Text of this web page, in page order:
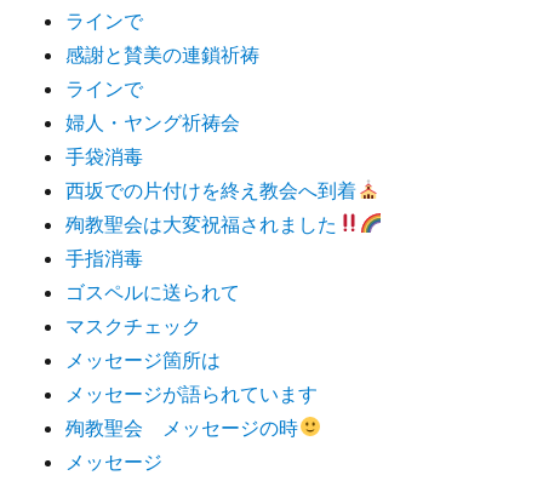
ラインで
感謝と賛美の連鎖祈祷
ラインで
婦人・ヤング祈祷会
手袋消毒
西坂での片付けを終え教会へ到着
殉教聖会は大変祝福されました
手指消毒
ゴスペルに送られて
マスクチェック
メッセージ箇所は
メッセージが語られています
殉教聖会 メッセージの時
メッセージ